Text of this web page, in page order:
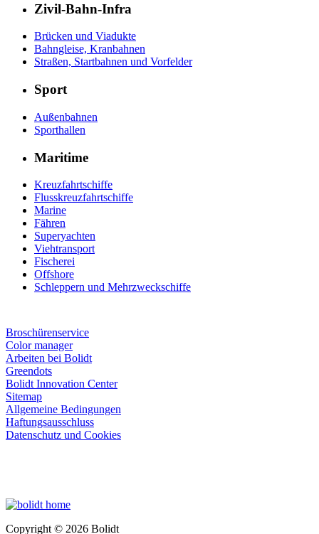
Zivil-Bahn-Infra
Brücken und Viadukte
Bahngleise, Kranbahnen
Straßen, Startbahnen und Vorfelder
Sport
Außenbahnen
Sporthallen
Maritime
Kreuzfahrtschiffe
Flusskreuzfahrtschiffe
Marine
Fähren
Superyachten
Viehtransport
Fischerei
Offshore
Schleppern und Mehrzweckschiffe
Broschürenservice
Color manager
Arbeiten bei Bolidt
Greendots
Bolidt Innovation Center
Sitemap
Allgemeine Bedingungen
Haftungsausschluss
Datenschutz und Cookies
Copyright © 2026 Bolidt